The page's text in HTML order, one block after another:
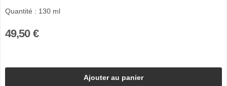
Quantité : 130 ml
49,50 €
Ajouter au panier